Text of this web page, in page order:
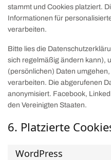
stammt und Cookies platziert.
Informationen für
verarbeiten.
Bitte lies die
sich regelmäßig ändern kann),
(persönlichen) Daten
verarbeiten. Die abgerufenen
anonymisiert. Facebook,
den Vereinigten Staaten.
6. Platzierte
WordPress